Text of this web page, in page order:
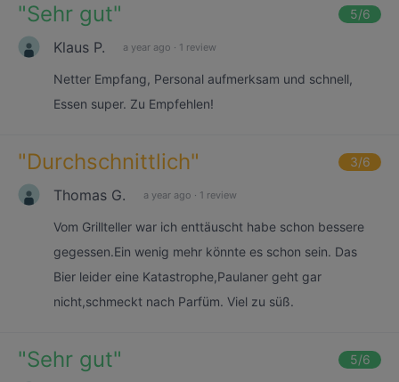
"Sehr gut" 5/6
Klaus P. a year ago · 1 review
Netter Empfang, Personal aufmerksam und schnell,
Essen super. Zu Empfehlen!
"Durchschnittlich" 3/6
Thomas G. a year ago · 1 review
Vom Grillteller war ich enttäuscht habe schon bessere
gegessen.Ein wenig mehr könnte es schon sein. Das
Bier leider eine Katastrophe,Paulaner geht gar
nicht,schmeckt nach Parfüm. Viel zu süß.
"Sehr gut" 5/6